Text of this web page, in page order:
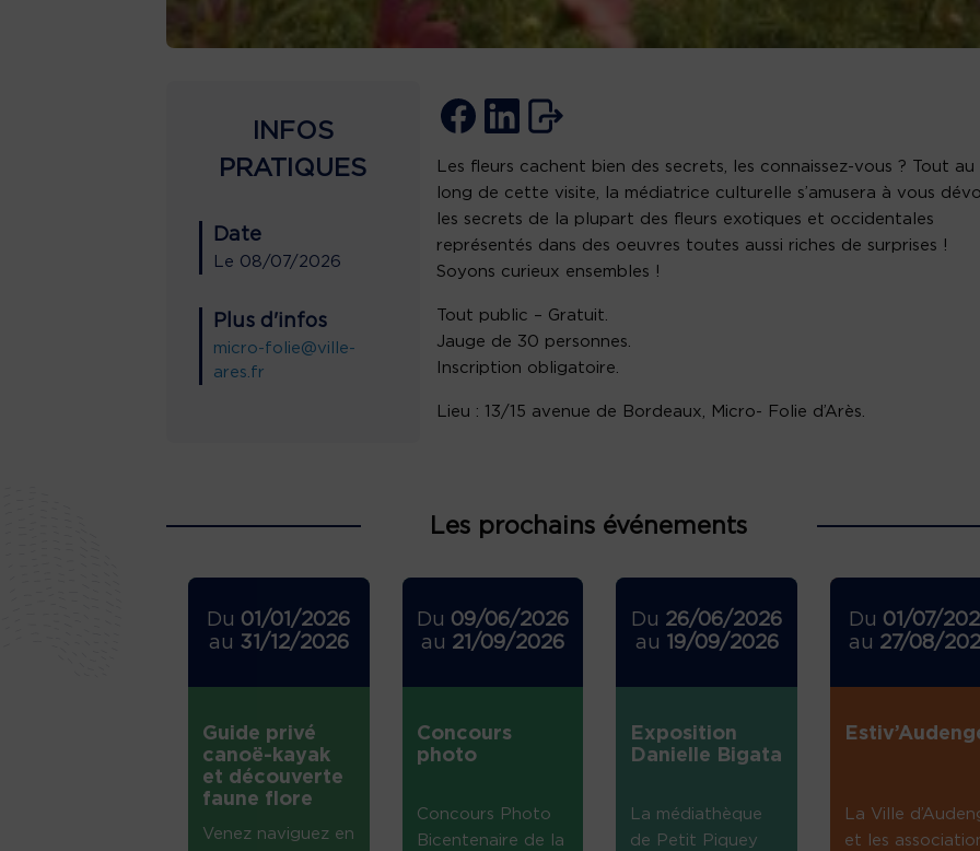
INFOS
PRATIQUES
Date
Le 08/07/2026
Plus d'infos
micro-folie@ville-
ares.fr
Les fleurs cachent bien des secrets, les connaissez-vous ? Tout au
long de cette visite, la médiatrice culturelle s’amusera à vous
les secrets de la plupart des fleurs exotiques et occidentales
représentés dans des oeuvres toutes aussi riches de surprises !
Soyons curieux ensembles !
Tout public – Gratuit.
Jauge de 30 personnes.
Inscription obligatoire.
Lieu : 13/15 avenue de Bordeaux, Micro- Folie d’Arès.
Les prochains événements
Du 01/01/2026
au 31/12/2026
Guide privé
canoë-kayak
et découverte
faune flore
Venez naviguez en
Du 09/06/2026
au 21/09/2026
Concours
photo
Concours Photo
Bicentenaire de la
Du 26/06/2026
au
19/09/2026
Exposition
Danielle Bigata
La médiathèque
de Petit Piquey
Du 01/07/
au 27/08/
La Ville
et les